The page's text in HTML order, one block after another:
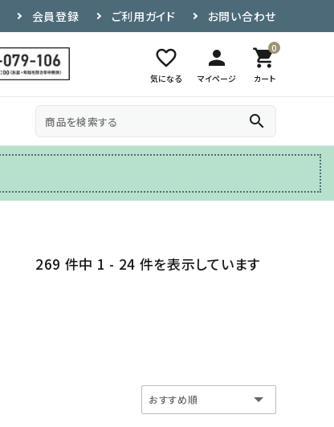
会員登録 ご利用ガイド お問い合わせ
favorite_border
気になる
person
マイページ
0
shopping_cart
カート
その他
テレビ台
search
269 件中 1 - 24 件を表示しています